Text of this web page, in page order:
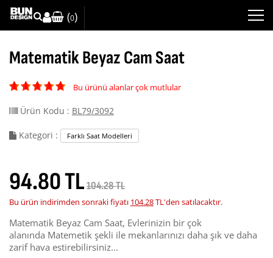
(0)
Matematik Beyaz Cam Saat
Bu ürünü alanlar çok mutlular
Ürün Kodu : BL79/3092
Kategori : Farklı Saat Modelleri
94.80 TL104.28 TL
Bu ürün indirimden sonraki fiyatı 104.28TL'den satılacaktır.
Matematik Beyaz Cam Saat, Evlerinizin bir çok
alanında Matemetik şekli ile mekanlarınızı daha şık ve daha
zarif hava estirebilirsiniz...